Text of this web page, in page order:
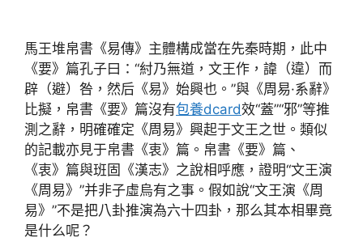
馬王堆帛書《易傳》主體構成當在先秦時期，此中
《要》篇孔子曰：“紂乃無道，文王作，諱（違）而
辟（避）咎，然后《易》始興也。”與《周易·系辭》
比擬，帛書《要》篇沒有包養dcard效“蓋”“邪”等推
測之辭，明確確定《周易》興起于文王之世。類似
的記載亦見于帛書《衷》篇。帛書《要》篇、
《衷》篇與班固《漢志》之說相呼應，證明“文王演
《周易》”并非子虛烏有之事。假如說“文王演《周
易》”不是把八卦推演為六十四卦，那么其本相畢竟
是什么呢？